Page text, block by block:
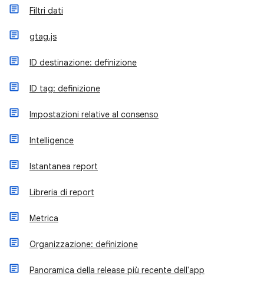
Filtri dati
gtag.js
ID destinazione: definizione
ID tag: definizione
Impostazioni relative al consenso
Intelligence
Istantanea report
Libreria di report
Metrica
Organizzazione: definizione
Panoramica della release più recente dell'app